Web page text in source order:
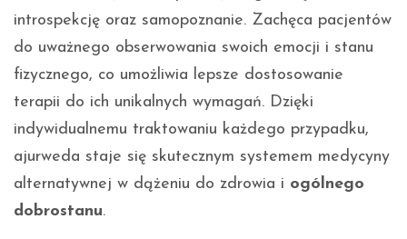
introspekcję oraz samopoznanie. Zachęca pacjentów
do uważnego obserwowania swoich emocji i stanu
fizycznego, co umożliwia lepsze dostosowanie
terapii do ich unikalnych wymagań. Dzięki
indywidualnemu traktowaniu każdego przypadku,
ajurweda staje się skutecznym systemem medycyny
alternatywnej w dążeniu do zdrowia i ogólnego
dobrostanu.